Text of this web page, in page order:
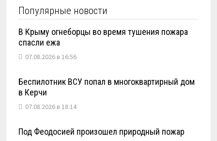
Популярные новости
В Крыму огнеборцы во время тушения пожара
спасли ежа
07.08.2026 в 16:56
Беспилотник ВСУ попал в многоквартирный дом
в Керчи
07.08.2026 в 18:14
Под Феодосией произошел природный пожар